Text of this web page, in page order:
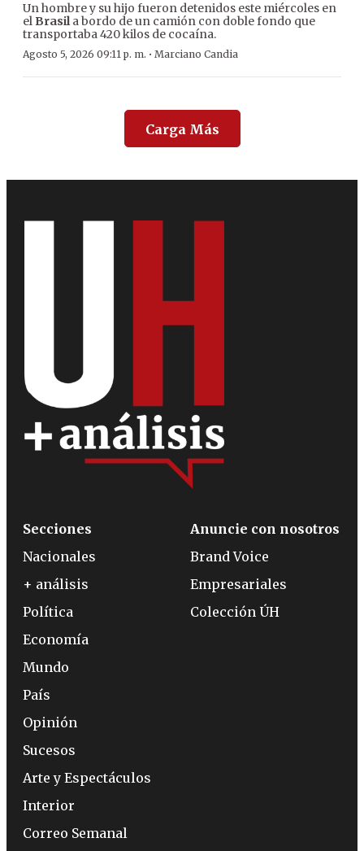
Un hombre y su hijo fueron detenidos este miércoles en
el Brasila bordo de un camión con doble fondo que
transportaba 420 kilos de cocaína.
Agosto 5, 2026 09:11 p. m. · Marciano Candia
Carga Más
Secciones
Nacionales
+ análisis
Política
Economía
Mundo
País
Opinión
Sucesos
Arte y Espectáculos
Interior
Correo Semanal
Anuncie con nosotros
Brand Voice
Empresariales
Colección ÚH